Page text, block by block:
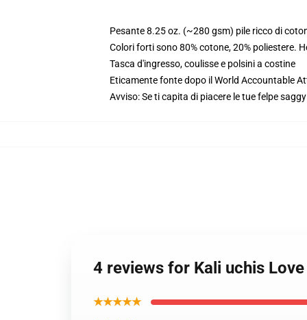
Pesante 8.25 oz. (~280 gsm) pile ricco di
Colori forti sono 80% cotone, 20% poliestere.
Tasca d'ingresso, coulisse e polsini a costine
Eticamente fonte dopo il World Accountable
Avviso: Se ti capita di piacere le tue felpe
4 reviews for Kali uchis
★★★★★